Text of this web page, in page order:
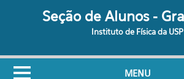
Seção de Alunos -
Instituto de Física da USP
MENU